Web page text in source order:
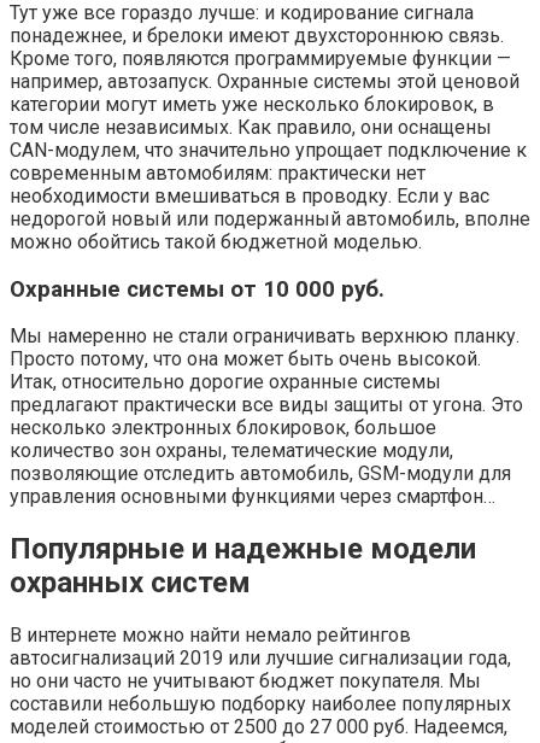
Тут уже все гораздо лучше: и кодирование сигнала
понадежнее, и брелоки имеют двухстороннюю связь.
Кроме того, появляются программируемые функции —
например, автозапуск. Охранные системы этой ценовой
категории могут иметь уже несколько блокировок, в
том числе независимых. Как правило, они оснащены
CAN-модулем, что значительно упрощает подключение к
современным автомобилям: практически нет
необходимости вмешиваться в проводку. Если у вас
недорогой новый или подержанный автомобиль, вполне
можно обойтись такой бюджетной моделью.
Охранные системы от 10 000 руб.
Мы намеренно не стали ограничивать верхнюю планку.
Просто потому, что она может быть очень высокой.
Итак, относительно дорогие охранные системы
предлагают практически все виды защиты от угона. Это
несколько электронных блокировок, большое
количество зон охраны, телематические модули,
позволяющие отследить автомобиль, GSM-модули для
управления основными функциями через смартфон…
Популярные и надежные модели
охранных систем
В интернете можно найти немало рейтингов
автосигнализаций 2019 или лучшие сигнализации года,
но они часто не учитывают бюджет покупателя. Мы
составили небольшую подборку наиболее популярных
моделей стоимостью от 2500 до 27 000 руб. Надеемся,